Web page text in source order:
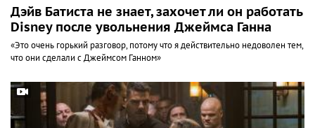
Дэйв Батиста не знает, захочет ли он работать с
Disney после увольнения Джеймса Ганна
«Это очень горький разговор, потому что я действительно недоволен тем,
что они сделали с Джеймсом Ганном»